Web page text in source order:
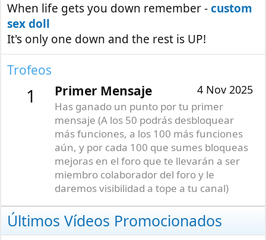
When life gets you down remember -custom
sex doll
It's only one down and the rest is UP!
Trofeos
1 4 Nov 2025
Primer Mensaje
Has ganado un punto por tu primer
mensaje (A los 50 podrás desbloquear
más funciones, a los 100 más funciones
aún, y por cada 100 que sumes bloqueas
mejoras en el foro que te llevarán a ser
miembro colaborador del foro y le
daremos visibilidad a tope a tu canal)
Últimos Vídeos Promocionados